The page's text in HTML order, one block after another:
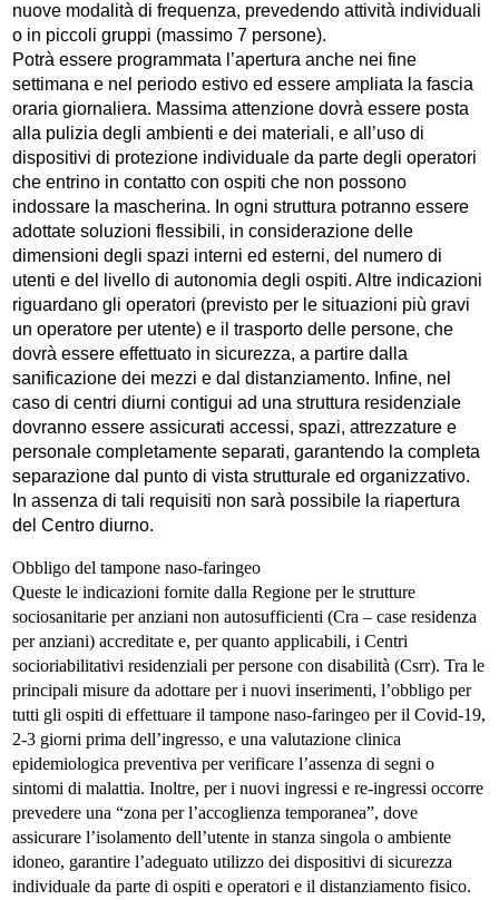
nuove modalità di frequenza, prevedendo attività individuali
o in piccoli gruppi (massimo 7 persone).
Potrà essere programmata l’apertura anche nei fine
settimana e nel periodo estivo ed essere ampliata la fascia
oraria giornaliera. Massima attenzione dovrà essere posta
alla pulizia degli ambienti e dei materiali, e all’uso di
dispositivi di protezione individuale da parte degli operatori
che entrino in contatto con ospiti che non possono
indossare la mascherina. In ogni struttura potranno essere
adottate soluzioni flessibili, in considerazione delle
dimensioni degli spazi interni ed esterni, del numero di
utenti e del livello di autonomia degli ospiti. Altre indicazioni
riguardano gli operatori (previsto per le situazioni più gravi
un operatore per utente) e il trasporto delle persone, che
dovrà essere effettuato in sicurezza, a partire dalla
sanificazione dei mezzi e dal distanziamento. Infine, nel
caso di centri diurni contigui ad una struttura residenziale
dovranno essere assicurati accessi, spazi, attrezzature e
personale completamente separati, garantendo la completa
separazione dal punto di vista strutturale ed organizzativo.
In assenza di tali requisiti non sarà possibile la riapertura
del Centro diurno.
Obbligo del tampone naso-faringeo
Queste le indicazioni fornite dalla Regione per le strutture
sociosanitarie per anziani non autosufficienti (Cra – case residenza
per anziani) accreditate e, per quanto applicabili, i Centri
socioriabilitativi residenziali per persone con disabilità (Csrr). Tra le
principali misure da adottare per i nuovi inserimenti, l’obbligo per
tutti gli ospiti di effettuare il tampone naso-faringeo per il Covid-19,
2-3 giorni prima dell’ingresso, e una valutazione clinica
epidemiologica preventiva per verificare l’assenza di segni o
sintomi di malattia. Inoltre, per i nuovi ingressi e re-ingressi occorre
prevedere una “zona per l’accoglienza temporanea”, dove
assicurare l’isolamento dell’utente in stanza singola o ambiente
idoneo, garantire l’adeguato utilizzo dei dispositivi di sicurezza
individuale da parte di ospiti e operatori e il distanziamento fisico.